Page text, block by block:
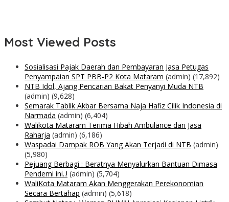
Most Viewed Posts
Sosialisasi Pajak Daerah dan Pembayaran Jasa Petugas
Penyampaian SPT PBB-P2 Kota Mataram (admin) (17,892)
NTB Idol, Ajang Pencarian Bakat Penyanyi Muda NTB
(admin) (9,628)
Semarak Tablik Akbar Bersama Naja Hafiz Cilik Indonesia di
Narmada (admin) (6,404)
Walikota Mataram Terima Hibah Ambulance dari Jasa
Raharja (admin) (6,186)
Waspadai Dampak ROB Yang Akan Terjadi di NTB (admin)
(5,980)
Pejuang Berbagi : Beratnya Menyalurkan Bantuan Dimasa
Pendemi ini..! (admin) (5,704)
WaliKota Mataram Akan Menggerakan Perekonomian
Secara Bertahap (admin) (5,618)